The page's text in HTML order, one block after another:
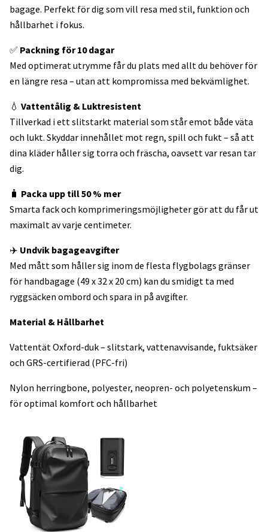
bagage. Perfekt för dig som vill resa med stil, funktion och
hållbarhet i fokus.
✅ Packning för 10 dagar
Med optimerat utrymme får du plats med allt du behöver för
en längre resa – utan att kompromissa med bekvämlighet.
💧 Vattentålig & Luktresistent
Tillverkad i ett slitstarkt material som står emot både väta
och lukt. Skyddar innehållet mot regn, spill och fukt – så att
dina kläder håller sig torra och fräscha, oavsett var resan tar
dig.
🧳 Packa upp till 50 % mer
Smarta fack och komprimeringsmöjligheter gör att du får ut
maximalt av varje centimeter.
✈️ Undvik bagageavgifter
Med mått som håller sig inom de flesta flygbolags gränser
för handbagage (49 x 32 x 20 cm) kan du smidigt ta med
ryggsäcken ombord och spara in på avgifter.
Material & Hållbarhet
Vattentät Oxford-duk – slitstark, vattenavvisande, fuktsäker
och GRS-certifierad (PFC-fri)
Nylon herringbone, polyester, neopren- och polyetenskum –
för optimal komfort och hållbarhet